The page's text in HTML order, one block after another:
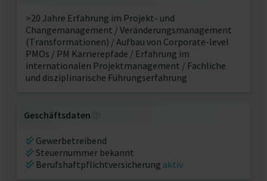
>20 Jahre Erfahrung im Projekt- und
Changemanagement / Veränderungsmanagement
(Transformationen) / Aufbau von Corporate-level
PMOs / PM Karrierepfade / Erfahrung im
internationalen Projektmanagement / Fachliche
und disziplinarische Führungserfahrung
Geschäftsdaten
Gewerbetreibend
Steuernummer bekannt
Berufshaftpflichtversicherung aktiv